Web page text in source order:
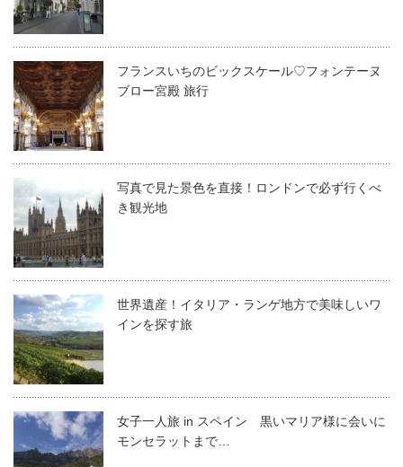
フランスいちのビックスケール♡フォンテーヌ
ブロー宮殿 旅行
写真で見た景色を直接！ロンドンで必ず行くべ
き観光地
世界遺産！イタリア・ランゲ地方で美味しいワ
インを探す旅
女子一人旅 in スペイン 黒いマリア様に会いに
モンセラットまで…